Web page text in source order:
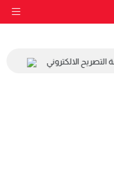
الالكتروني